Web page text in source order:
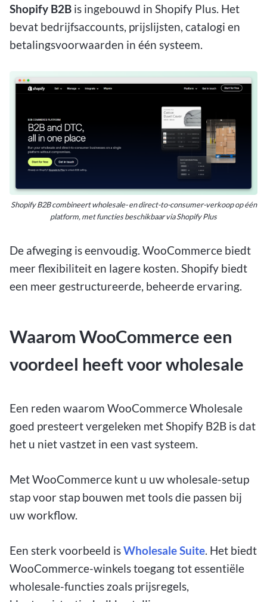
Shopify B2B is ingebouwd in Shopify Plus. Het
bevat bedrijfsaccounts, prijslijsten, catalogi en
betalingsvoorwaarden in één systeem.
Shopify B2B combineert wholesale- en direct-to-consumer-verkoop op één
platform, met functies beschikbaar via Shopify Plus
De afweging is eenvoudig. WooCommerce biedt
meer flexibiliteit en lagere kosten. Shopify biedt
een meer gestructureerde, beheerde ervaring.
Waarom WooCommerce een
voordeel heeft voor wholesale
Een reden waarom WooCommerceWholesale
goed presteert vergeleken metShopify B2B is dat
het u niet vastzet in een vast systeem.
Met WooCommerce kunt u uw wholesale-setup
stap voor stap bouwen met tools die passen bij
uw workflow.
Een sterk voorbeeld isWholesale Suite. Het biedt
WooCommerce-winkels toegang tot essentiële
wholesale-functies zoals prijsregels,